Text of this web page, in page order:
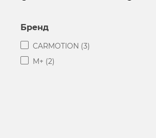
Бренд
CARMOTION (3)
M+ (2)